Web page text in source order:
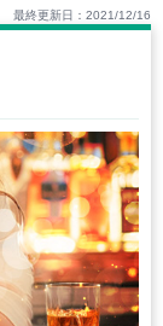
最終更新日：2021/12/16